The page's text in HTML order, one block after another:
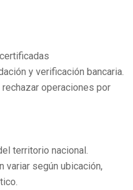
y verificación bancaria.
operaciones por
territorio nacional.
variar según ubicación,